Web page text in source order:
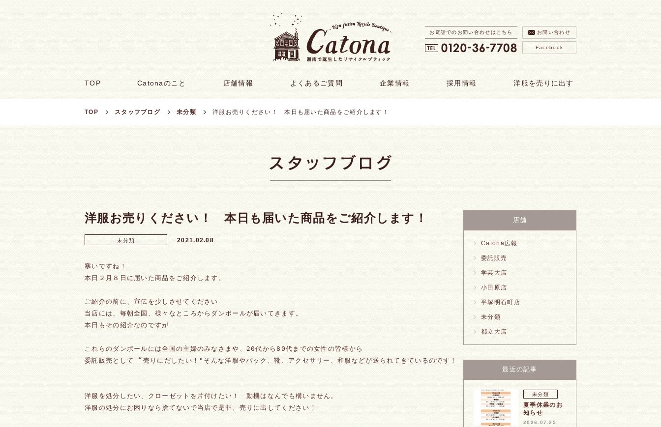
TOP Catonaのこと 店舗情報 よくあるご質問 企業情報 採用情報 洋服を売りに出す
お電話でのお問い合わせはこちら お問い合わせ
Facebook
TOP スタッフブログ 未分類 洋服お売りください！ 本日も届いた商品をご紹介します！
洋服お売りください！ 本日も届いた商品をご紹介します！
未分類 2021.02.08
寒いですね！
本日２月８日に届いた商品をご紹介します。
ご紹介の前に、宣伝を少しさせてください
当店には、毎朝全国、様々なところからダンボールが届いてきます。
本日もその紹介なのですが
これらのダンボールには全国の主婦のみなさまや、20代から80代までの女性の皆様から
委託販売として “売りにだしたい！"そんな洋服やバック、靴、アクセサリー、和服などが送られてきているのです！
洋服を処分したい、クローゼットを片付けたい！　動機はなんでも構いません。
洋服の処分にお困りなら捨てないで当店で是非、売りに出してください！
店舗
Catona広報
委託販売
学芸大店
小田原店
平塚明石町店
未分類
都立大店
最近の記事
未分類
夏季休業のお
知らせ
2026.07.25